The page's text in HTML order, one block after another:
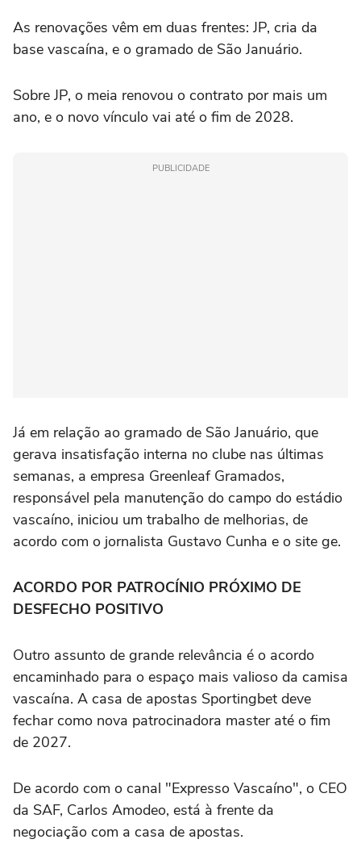
As renovações vêm em duas frentes: JP, cria da
base vascaína, e o gramado de São Januário.
Sobre JP, o meia renovou o contrato por mais um
ano, e o novo vínculo vai até o fim de 2028.
PUBLICIDADE
Já em relação ao gramado de São Januário, que
gerava insatisfação interna no clube nas últimas
semanas, a empresa Greenleaf Gramados,
responsável pela manutenção do campo do estádio
vascaíno, iniciou um trabalho de melhorias, de
acordo com o jornalista Gustavo Cunha e o site ge.
ACORDO POR PATROCÍNIO PRÓXIMO DE
DESFECHO POSITIVO
Outro assunto de grande relevância é o acordo
encaminhado para o espaço mais valioso da camisa
vascaína. A casa de apostas Sportingbet deve
fechar como nova patrocinadora master até o fim
de 2027.
De acordo com o canal "Expresso Vascaíno", o CEO
da SAF, Carlos Amodeo, está à frente da
negociação com a casa de apostas.